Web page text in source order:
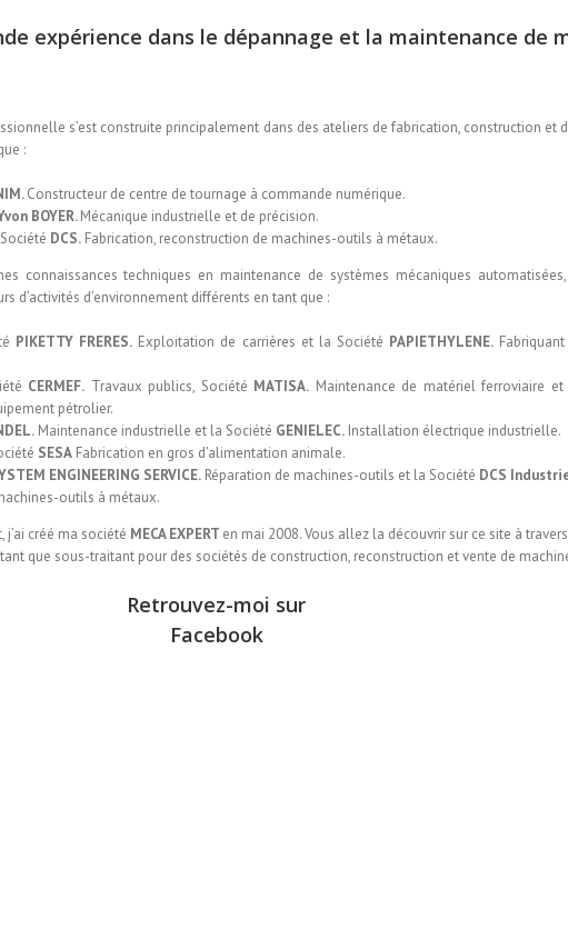
expérience dans le dépannage et la maintenance de
s’est construite principalement dans des ateliers de fabrication, construction et
:
Constructeur de centre de tournage à commande numérique.
BOYER.Mécanique industrielle et de précision.
DCS. Fabrication, reconstruction de machines-outils à métaux.
connaissances techniques en maintenance de systèmes mécaniques
d’activités d’environnement différents en tant que :
PIKETTY FRERES. Exploitation de carrières et la Société PAPIETHYLENE.Fabriquant
CERMEF. Travaux publics, Société MATISA. Maintenance de matériel ferroviaire
pétrolier.
Maintenance industrielle et la Société GENIELEC. Installation électrique industrielle.
SESA Fabrication en gros d’alimentation animale.
ENGINEERING SERVICE. Réparation de machines-outils et la Société DCS
outils à métaux.
j’ai créé ma société MECA EXPERT en mai 2008. Vous allez la découvrir sur ce site à
que sous-traitant pour des sociétés de construction, reconstruction et vente de
Retrouvez-moi sur
Facebook